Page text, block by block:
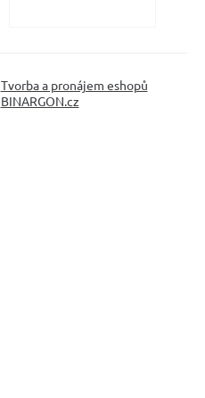
Tvorba a pronájem eshopů
BINARGON.cz